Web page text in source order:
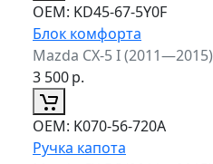
ОЕМ: KD45-67-5Y0F
Блок комфорта
Mazda CX-5 I (2011—2015)
3 500р.
ОЕМ: K070-56-720A
Ручка капота